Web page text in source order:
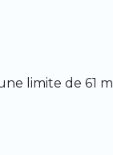
limite de 61 ml